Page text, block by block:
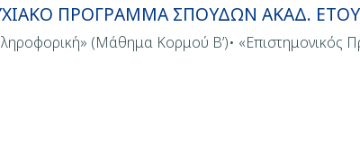
ΠΡΟΓΡΑΜΜΑ ΣΠΟΥΔΩΝ ΑΚΑΔ.
(Μάθημα Κορμού Β’)• «Επιστημονικός